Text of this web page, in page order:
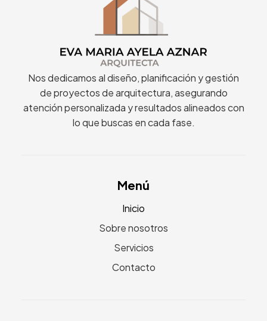
Nos dedicamos al diseño, planificación y gestión
de proyectos de arquitectura, asegurando
atención personalizada y resultados alineados con
lo que buscas en cada fase.
Menú
Inicio
Sobre nosotros
Servicios
Contacto